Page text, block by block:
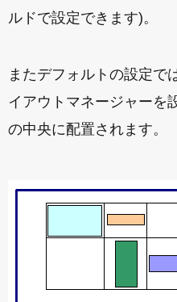
ルドで設定できます)。
またデフォルトの設定で
イアウトマネージャーを
の中央に配置されます。